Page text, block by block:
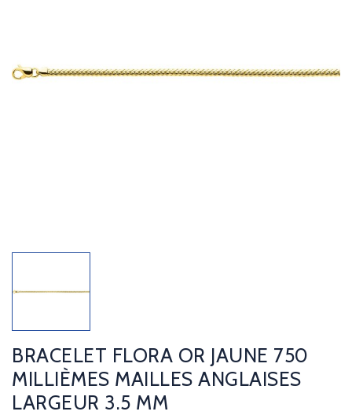
BRACELET FLORA OR JAUNE 750
MILLIÈMES MAILLES ANGLAISES
LARGEUR 3.5 MM